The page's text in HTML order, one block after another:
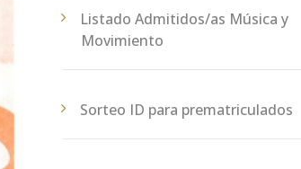
Listado Admitidos/as Música y
Movimiento
Sorteo ID para prematriculados